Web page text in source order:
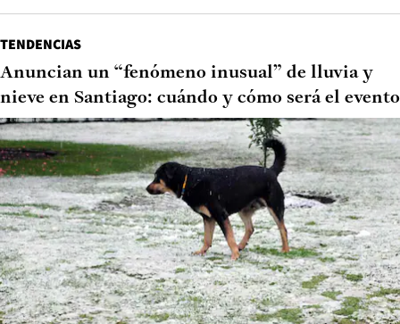
TENDENCIAS
Anuncian un “fenómeno inusual” de lluvia y
nieve en Santiago: cuándo y cómo será el evento